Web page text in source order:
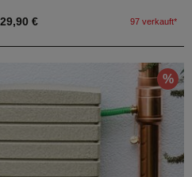
€ 97 verkauft*
%